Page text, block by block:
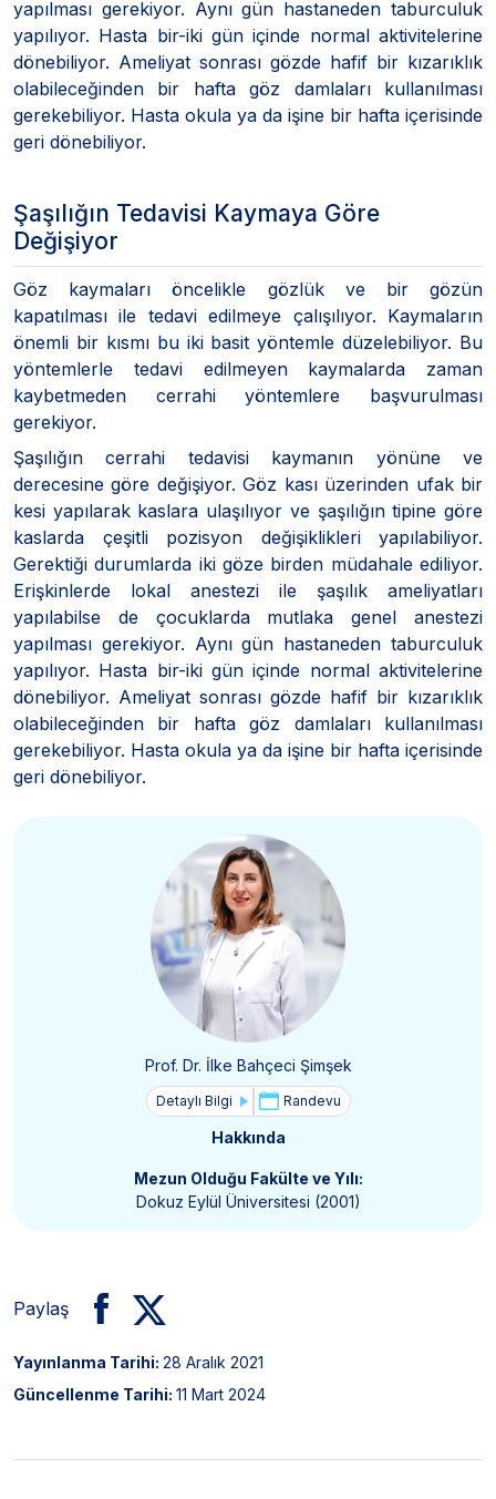
yapılması gerekiyor. Aynı gün hastaneden taburculuk
yapılıyor. Hasta bir-iki gün içinde normal aktivitelerine
dönebiliyor. Ameliyat sonrası gözde hafif bir kızarıklık
olabileceğinden bir hafta göz damlaları kullanılması
gerekebiliyor. Hasta okula ya da işine bir hafta içerisinde
geri dönebiliyor.
Şaşılığın Tedavisi Kaymaya Göre
Değişiyor
Göz kaymaları öncelikle gözlük ve bir gözün
kapatılması ile tedavi edilmeye çalışılıyor. Kaymaların
önemli bir kısmı bu iki basit yöntemle düzelebiliyor. Bu
yöntemlerle tedavi edilmeyen kaymalarda zaman
kaybetmeden cerrahi yöntemlere başvurulması
gerekiyor.
Şaşılığın cerrahi tedavisi kaymanın yönüne ve
derecesine göre değişiyor. Göz kası üzerinden ufak bir
kesi yapılarak kaslara ulaşılıyor ve şaşılığın tipine göre
kaslarda çeşitli pozisyon değişiklikleri yapılabiliyor.
Gerektiği durumlarda iki göze birden müdahale ediliyor.
Erişkinlerde lokal anestezi ile şaşılık ameliyatları
yapılabilse de çocuklarda mutlaka genel anestezi
yapılması gerekiyor. Aynı gün hastaneden taburculuk
yapılıyor. Hasta bir-iki gün içinde normal aktivitelerine
dönebiliyor. Ameliyat sonrası gözde hafif bir kızarıklık
olabileceğinden bir hafta göz damlaları kullanılması
gerekebiliyor. Hasta okula ya da işine bir hafta içerisinde
geri dönebiliyor.
Prof. Dr. İlke Bahçeci Şimşek
Detaylı Bilgi Randevu
Hakkında
Mezun Olduğu Fakülte ve Yılı:
Dokuz Eylül Üniversitesi (2001)
Paylaş
Yayınlanma Tarihi: 28 Aralık 2021
Güncellenme Tarihi: 11 Mart 2024